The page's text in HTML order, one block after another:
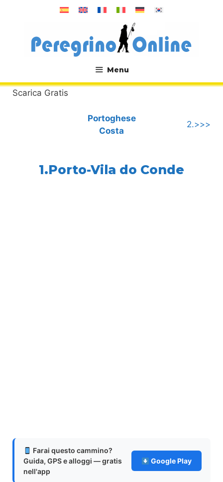
Menu
. Scarica Gratis
Portoghese
Costa
2.>>>
1.Porto-Vila do Conde
Farai questo cammino?
Guida, GPS e alloggi — gratis
nell'app
Google Play